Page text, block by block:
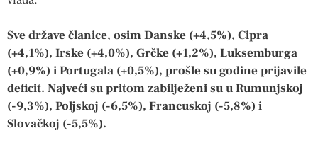
Sve države članice, osim Danske (+4,5%), Cipra
(+4,1%), Irske (+4,0%), Grčke (+1,2%), Luksemburga
(+0,9%) i Portugala (+0,5%), prošle su godine prijavile
deficit. Najveći su pritom zabilježeni su u Rumunjskoj
(-9,3%), Poljskoj (-6,5%), Francuskoj (-5,8%) i
Slovačkoj (-5,5%).